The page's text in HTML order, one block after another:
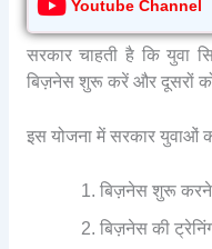
Youtube Channel
सरकार चाहती है कि युवा
बिज़नेस शुरू करें और दूसरों को
इस योजना में सरकार युवाओं
बिज़नेस शुरू
बिज़नेस की